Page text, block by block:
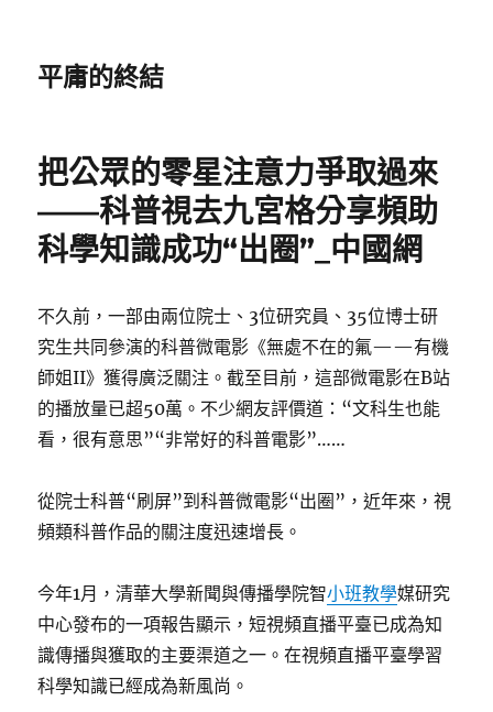
平庸的終結
把公眾的零星注意力爭取過來
——科普視去九宮格分享頻助
科學知識成功“出圈”_中國網
不久前，一部由兩位院士、3位研究員、35位博士研
究生共同參演的科普微電影《無處不在的氟——有機
師姐II》獲得廣泛關注。截至目前，這部微電影在B站
的播放量已超50萬。不少網友評價道：“文科生也能
看，很有意思”“非常好的科普電影”……
從院士科普“刷屏”到科普微電影“出圈”，近年來，視
頻類科普作品的關注度迅速增長。
今年1月，清華大學新聞與傳播學院智小班教學媒研究
中心發布的一項報告顯示，短視頻直播平臺已成為知
識傳播與獲取的主要渠道之一。在視頻直播平臺學習
科學知識已經成為新風尚。